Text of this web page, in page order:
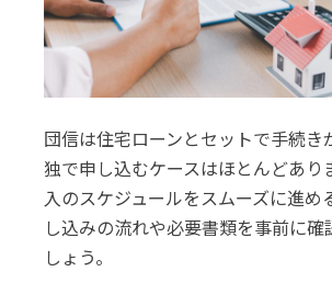
団信は住宅ローンとセットで手続き
独で申し込むケースはほとんどあり
入のスケジュールをスムーズに進め
し込みの流れや必要書類を事前に確
しょう。